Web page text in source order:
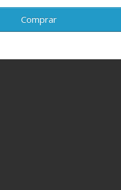
Comprar